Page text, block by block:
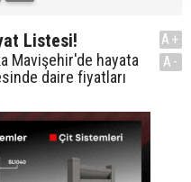
Listesi!
Mavişehir'de hayata
daire fiyatları
A+
A-